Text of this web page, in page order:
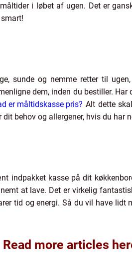
i løbet af ugen. Det er
sunde og nemme retter til
dem, inden du bestiller.
er måltidskasse pris? Alt dette
behov og allergener, hvis du har
indpakket kasse på dit
at lave. Det er virkelig
tid og energi. Så du vil have lidt
Read more articles